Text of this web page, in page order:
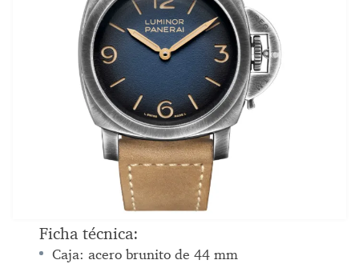
Ficha técnica:
Caja: acero brunito de 44 mm